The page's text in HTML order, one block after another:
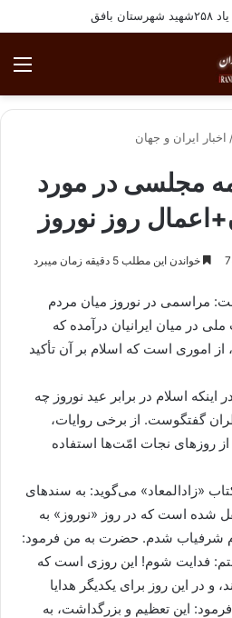
اخبار ایران و جهان
مجلسی در مورد
روز نوروز
خواندن این مطلب 5 دقیقه زمان میبرد
مراسمى در نوروز میان مردم
در میان ایرانیان درآمده که
اموری است که اسلام بر آن تأکید
اسلام در برابر عید نوروز چه
گفتگوست. از برخى روایات،
روزهاى نجات امّت‌ها استفاده
«زادالمعاد» مى‌گوید: به سندهاى
شده است که در روز «نوروز» به
شرفیاب شدم. حضرت به من فرمود:
فدایت شوم! این روزى است که
و در این روز براى یکدیگر هدایا
این تعظیم و بزرگداشت، به